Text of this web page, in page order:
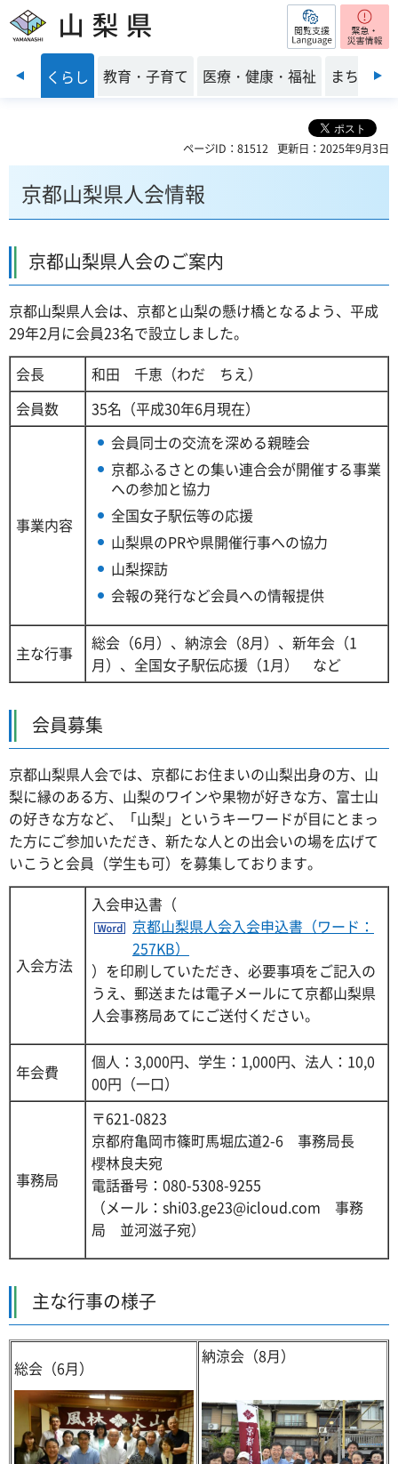
山梨県 閲覧支援
前のスライドを表示
全 くらし 教育・子育て 医療・健康・福祉 まちづく
ページID：81512 更新日：2025年9月3日
京都山梨県人会情報
京都山梨県人会のご案内
京都山梨県人会は、京都と山梨の懸け橋となるよう、平成
29年2月に会員23名で設立しました。
会長
和田 千恵（わだ ちえ）
会員数
35名（平成30年6月現在）
事業内容
会員同士の交流を深める親睦会
京都ふるさとの集い連合会が開催する事業
への参加と協力
全国女子駅伝等の応援
山梨県のPRや県開催行事への協力
山梨探訪
会報の発行など会員への情報提供
主な行事
総会（6月）、納涼会（8月）、新年会（1
月）、全国女子駅伝応援（1月） など
会員募集
京都山梨県人会では、京都にお住まいの山梨出身の方、山
梨に縁のある方、山梨のワインや果物が好きな方、富士山
の好きな方など、「山梨」というキーワードが目にとまっ
た方にご参加いただき、新たな人との出会いの場を広げて
いこうと会員（学生も可）を募集しております。
入会方法
入会申込書（
京都山梨県人会入会申込書（ワード：
257KB）
）を印刷していただき、必要事項をご記入の
うえ、郵送または電子メールにて京都山梨県
人会事務局あてにご送付ください。
年会費
個人：3,000円、学生：1,000円、法人：10,0
00円（一口）
事務局
〒621-0823
京都府亀岡市篠町馬堀広道2-6 事務局長
櫻林良夫宛
電話番号：080-5308-9255
（メール：shi03.ge23@icloud.com 事務
局 並河滋子宛）
主な行事の様子
総会（6月）
納涼会（8月）